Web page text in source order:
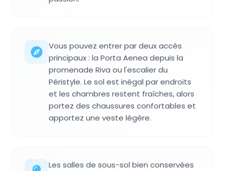
Vous pouvez entrer par deux accès
principaux : la Porta Aenea depuis la
promenade Riva ou l'escalier du
Péristyle. Le sol est inégal par endroits
et les chambres restent fraîches, alors
portez des chaussures confortables et
apportez une veste légère.
Les salles de sous-sol bien conservées